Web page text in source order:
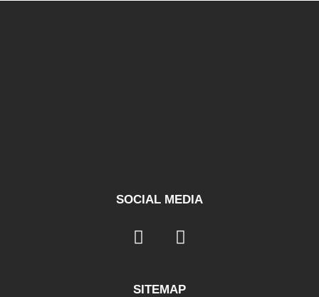
SOCIAL MEDIA
SITEMAP